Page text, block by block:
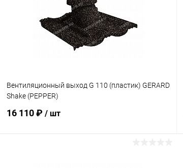
Вентиляционный выход G 110 (пластик) GERARD
Shake (PEPPER)
16 110 ₽ / шт